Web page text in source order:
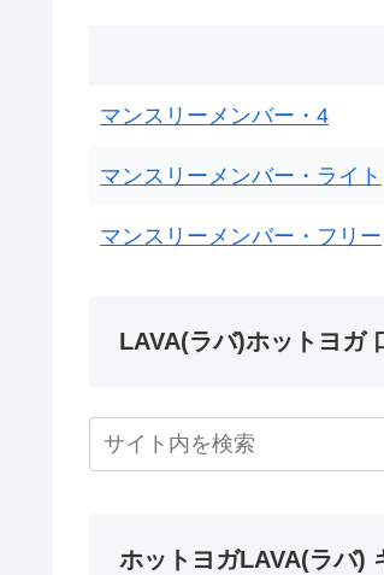
マンスリーメンバー・4
マンスリーメンバー・ライト
マンスリーメンバー・フリー
LAVA(ラバ)ホットヨガ
ホットヨガLAVA(ラバ)